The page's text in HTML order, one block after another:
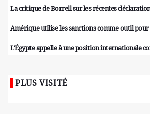
La critique de Borrell sur les récentes
Amérique utilise les sanctions comme outil
L'Égypte appelle à une position internationale
PLUS VISITÉ